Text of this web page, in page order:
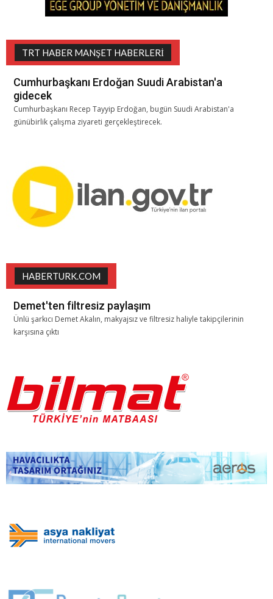
TRT HABER MANŞET HABERLERI
Cumhurbaşkanı Erdoğan Suudi Arabistan'a
gidecek
Cumhurbaşkanı Recep Tayyip Erdoğan, bugün Suudi Arabistan'a
günübirlik çalışma ziyareti gerçekleştirecek.
HABERTURK.COM
Demet'ten filtresiz paylaşım
Ünlü şarkıcı Demet Akalın, makyajsız ve filtresiz haliyle takipçilerinin
karşısına çıktı